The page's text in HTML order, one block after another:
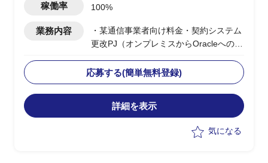
稼働率 100%
業務内容
・某通信事業者向け料金・契約システム
更改PJ（オンプレミスからOracleへの
・移行設計・検証フェーズ完了後の推進
フェーズにおいて、PMのマネジメント
業務をサポート
・進捗管理、課題整理、関係者調整等の
・業務アプリケーションの知見は不要、
応募する(簡単無料登録)
詳細を表示
気になる